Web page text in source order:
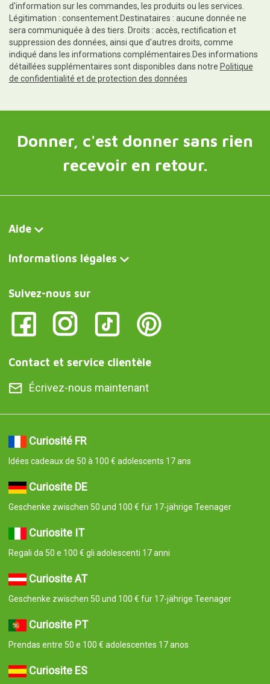
d'information sur les commandes, les produits ou les services.
Légitimation : consentement.Destinataires : aucune donnée ne
sera communiquée à des tiers. Droits : accès, rectification et
suppression des données, ainsi que d'autres droits, comme
indiqué dans les informations complémentaires.Des informations
détaillées supplémentaires sont disponibles dans notre Politique
de confidentialité et de protection des données
Donner, c'est donner sans rien
recevoir en retour.
Aide
Informations légales
Suivez-nous sur
Contact et service clientèle
Écrivez-nous maintenant
Curiosité FR
Idées cadeaux de 50 à 100 € adolescents 17 ans
Curiosite DE
Geschenke zwischen 50 und 100 € für 17-jährige Teenager
Curiosite IT
Regali da 50 e 100 € gli adolescenti 17 anni
Curiosite AT
Geschenke zwischen 50 und 100 € für 17-jährige Teenager
Curiosite PT
Prendas entre 50 e 100 € adolescentes 17 anos
Curiosite ES